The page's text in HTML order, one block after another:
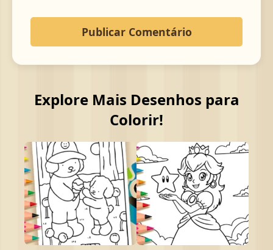
Explore Mais Desenhos para
Colorir!